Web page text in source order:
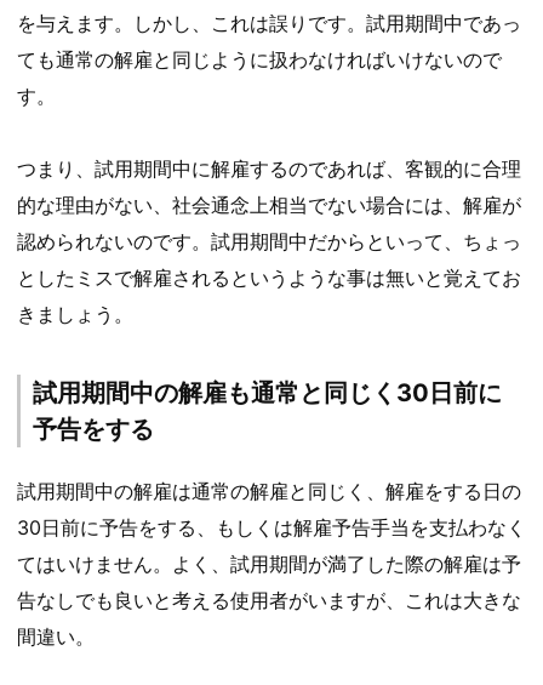
を与えます。しかし、これは誤りです。試用期間中であっ
ても通常の解雇と同じように扱わなければいけないので
す。
つまり、試用期間中に解雇するのであれば、客観的に合理
的な理由がない、社会通念上相当でない場合には、解雇が
認められないのです。試用期間中だからといって、ちょっ
としたミスで解雇されるというような事は無いと覚えてお
きましょう。
試用期間中の解雇も通常と同じく30日前に
予告をする
試用期間中の解雇は通常の解雇と同じく、解雇をする日の
30日前に予告をする、もしくは解雇予告手当を支払わなく
てはいけません。よく、試用期間が満了した際の解雇は予
告なしでも良いと考える使用者がいますが、これは大きな
間違い。